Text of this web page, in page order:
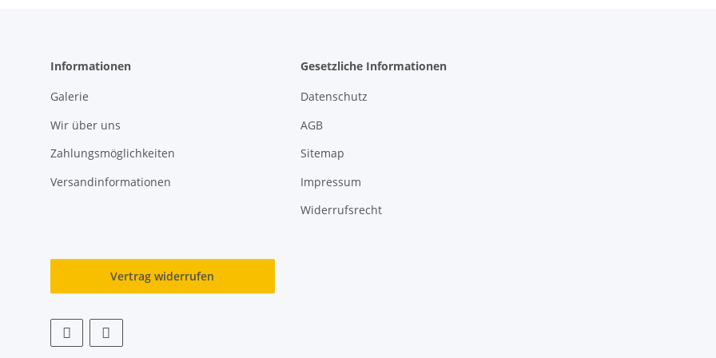
Informationen
Galerie
Wir über uns
Zahlungsmöglichkeiten
Versandinformationen
Gesetzliche Informationen
Datenschutz
AGB
Sitemap
Impressum
Widerrufsrecht
Vertrag widerrufen